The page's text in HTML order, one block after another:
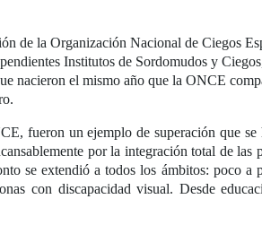
de la Organización Nacional de Ciegos
Institutos de Sordomudos y
nacieron el mismo año que la ONCE
fueron un ejemplo de superación que se
por la integración total de las
se extendió a todos los ámbitos: poco a
con discapacidad visual. Desde